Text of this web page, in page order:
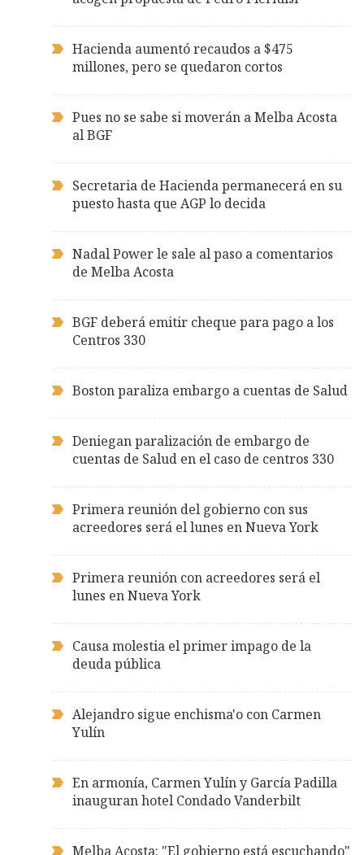
Hacienda aumentó recaudos a $475
millones, pero se quedaron cortos
Pues no se sabe si moverán a Melba Acosta
al BGF
Secretaria de Hacienda permanecerá en su
puesto hasta que AGP lo decida
Nadal Power le sale al paso a comentarios
de Melba Acosta
BGF deberá emitir cheque para pago a los
Centros 330
Boston paraliza embargo a cuentas de Salud
Deniegan paralización de embargo de
cuentas de Salud en el caso de centros 330
Primera reunión del gobierno con sus
acreedores será el lunes en Nueva York
Primera reunión con acreedores será el
lunes en Nueva York
Causa molestia el primer impago de la
deuda pública
Alejandro sigue enchisma'o con Carmen
Yulín
En armonía, Carmen Yulín y García Padilla
inauguran hotel Condado Vanderbilt
Melba Acosta: "El gobierno está escuchando"